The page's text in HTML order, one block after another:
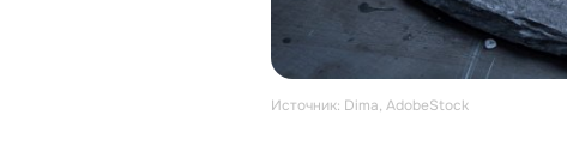
Источник: Dima, AdobeStock